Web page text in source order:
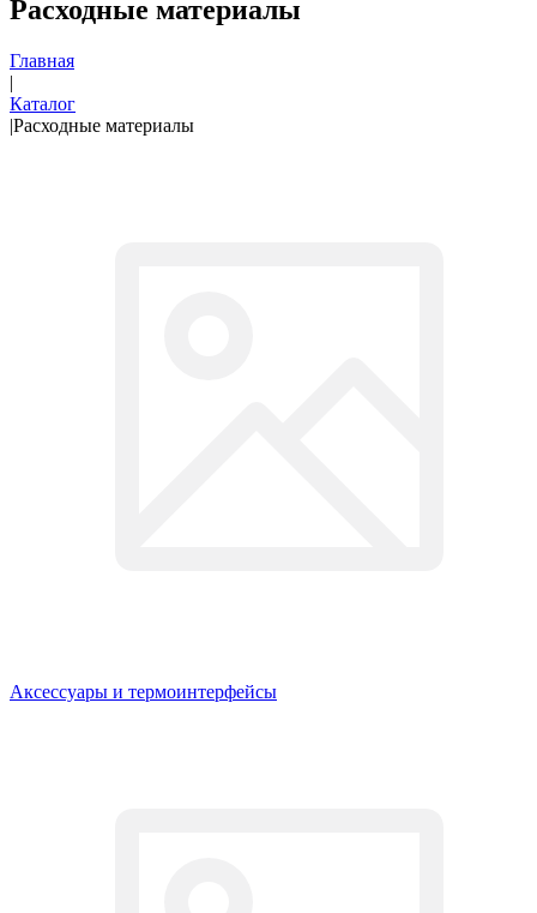
Расходные материалы
Главная
|
Каталог
|Расходные материалы
Аксессуары и термоинтерфейсы